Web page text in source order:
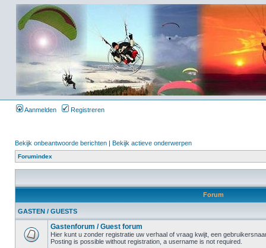
Aanmelden Registreren
Bekijk onbeantwoorde berichten | Bekijk actieve onderwerpen
Forumindex
Forum
GASTEN / GUESTS
Gastenforum / Guest forum
Hier kunt u zonder registratie uw verhaal of vraag kwijt, een
Posting is possible without registration, a username is not required.